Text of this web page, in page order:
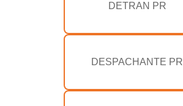
DETRAN PR
DESPACHANTE PR